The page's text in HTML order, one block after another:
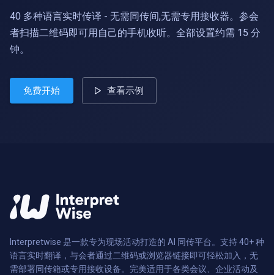
40 多种语言实时传译 - 无需同传间,无需专用接收器。参会
者扫描二维码即可用自己的手机收听。全部设置约需 15 分
钟。
免费开始 查看示例
Interpretwise 是一款专为现场活动打造的 AI 同传平台。支持 40+ 种
语言实时翻译，与会者通过二维码或浏览器链接即可轻松加入，无
需部署同传箱或专用接收设备。完美适用于各类会议、企业活动及